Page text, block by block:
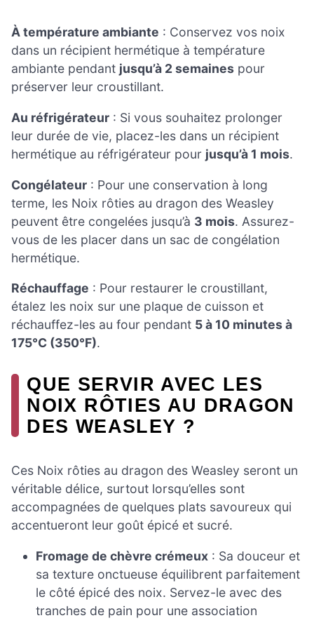
À température ambiante : Conservez vos noix
dans un récipient hermétique à température
ambiante pendant jusqu’à 2 semaines pour
préserver leur croustillant.
Au réfrigérateur : Si vous souhaitez prolonger
leur durée de vie, placez-les dans un récipient
hermétique au réfrigérateur pour jusqu’à 1 mois.
Congélateur : Pour une conservation à long
terme, les Noix rôties au dragon des Weasley
peuvent être congelées jusqu’à 3 mois. Assurez-
vous de les placer dans un sac de congélation
hermétique.
Réchauffage : Pour restaurer le croustillant,
étalez les noix sur une plaque de cuisson et
réchauffez-les au four pendant 5 à 10 minutes à
175°C (350°F).
QUE SERVIR AVEC LES
NOIX RÔTIES AU DRAGON
DES WEASLEY ?
Ces Noix rôties au dragon des Weasley seront un
véritable délice, surtout lorsqu’elles sont
accompagnées de quelques plats savoureux qui
accentueront leur goût épicé et sucré.
Fromage de chèvre crémeux : Sa douceur et
sa texture onctueuse équilibrent parfaitement
le côté épicé des noix. Servez-le avec des
tranches de pain pour une association